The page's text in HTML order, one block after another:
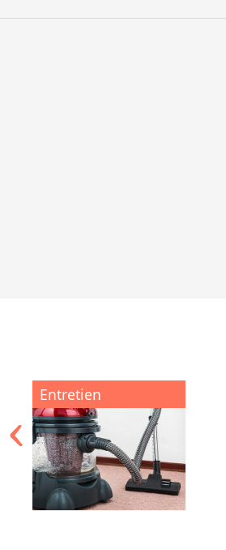
Entretien